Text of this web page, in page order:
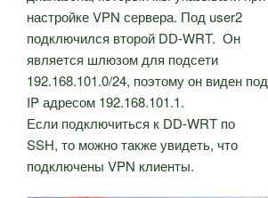
настройке VPN сервера. Под user2
подключился второй DD-WRT. Он
является шлюзом для подсети
192.168.101.0/24, поэтому он виден под
IP адресом 192.168.101.1.
Если подключиться к DD-WRT по
SSH, то можно также увидеть, что
подключены VPN клиенты.